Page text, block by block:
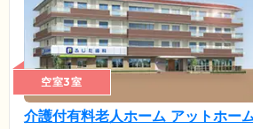
空室3室
介護付有料老人ホーム アットホー